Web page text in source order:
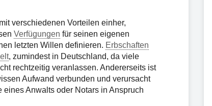
verschiedenen Vorteilen einher,
Verfügungen für seinen eigenen
letzten Willen definieren. Erbschaften
, zumindest in Deutschland, da viele
rechtzeitig veranlassen. Andererseits ist
Aufwand verbunden und verursacht
Anwalts oder Notars in Anspruch